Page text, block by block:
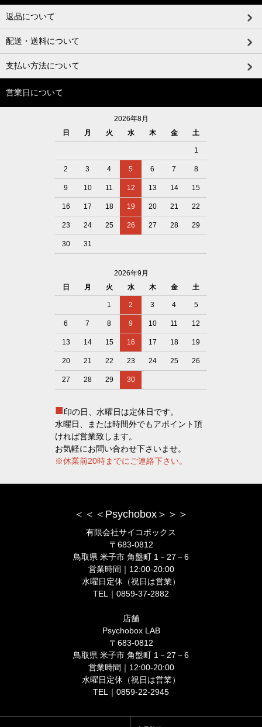
返品について
配送・送料について
支払い方法について
営業日について
2026年8月
日
月 火 水 木 金 土
1
2 3 4 5 6 7 8
9 10 11 12 13 14 15
16 17 18 19 20 21 22
23 24 25 26 27 28 29
30 31
2026年9月
日
月 火 水 木 金 土
1 2 3 4 5
6 7 8 9 10 11 12
13 14 15 16 17 18 19
20 21 22 23 24 25 26
27 28 29 30
■印の日、水曜日は定休日です。
水曜日、または時間外でもアポイント頂
ければ営業致します。
お気軽にお問い合わせ下さいませ。
※休業前20時までにご連絡下さい。
＜＜＜Psychobox＞＞＞
有限会社サイコボックス
〒683-0812
鳥取県 米子市 角盤町 1－27－6
営業時間｜12:00-20:00
水曜日定休（祝日は営業）
TEL｜0859-37-2882
店舗
Psychobox LAB
〒683-0812
鳥取県 米子市 角盤町 1－27－6
営業時間｜12:00-20:00
水曜日定休（祝日は営業）
TEL｜0859-22-2945